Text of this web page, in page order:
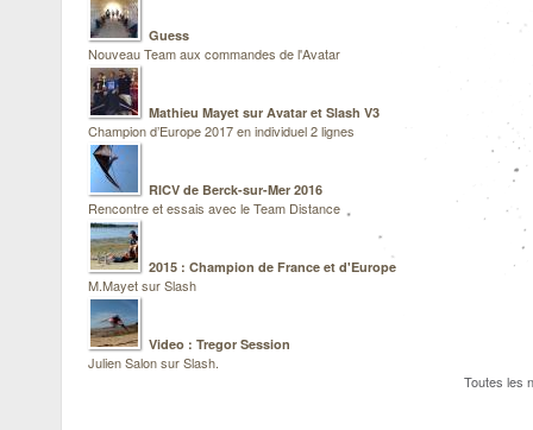
Guess
Nouveau Team aux commandes de l'Avatar
Mathieu Mayet sur Avatar et Slash V3
Champion d’Europe 2017 en individuel 2 lignes
RICV de Berck-sur-Mer 2016
Rencontre et essais avec le Team Distance
2015 : Champion de France et d'Europe
M.Mayet sur Slash
Video : Tregor Session
Julien Salon sur Slash.
Toutes les